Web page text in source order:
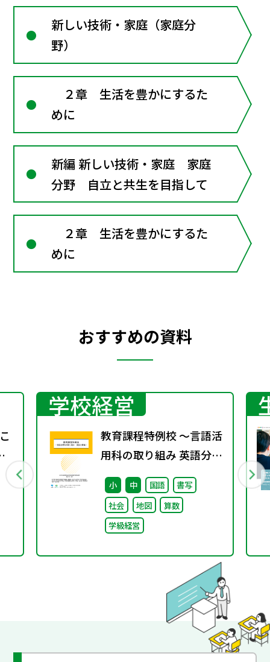
新しい技術・家庭（家庭分
野）
２章 生活を豊かにするた
めに
新編 新しい技術・家庭 家庭
分野 自立と共生を目指して
２章 生活を豊かにするた
めに
おすすめの資料
学校経営
教育課程特例校 ～言語活
用科の取り組み 英語分野
編～
小 中 国語
書写
社会
地図
算数
学級経営